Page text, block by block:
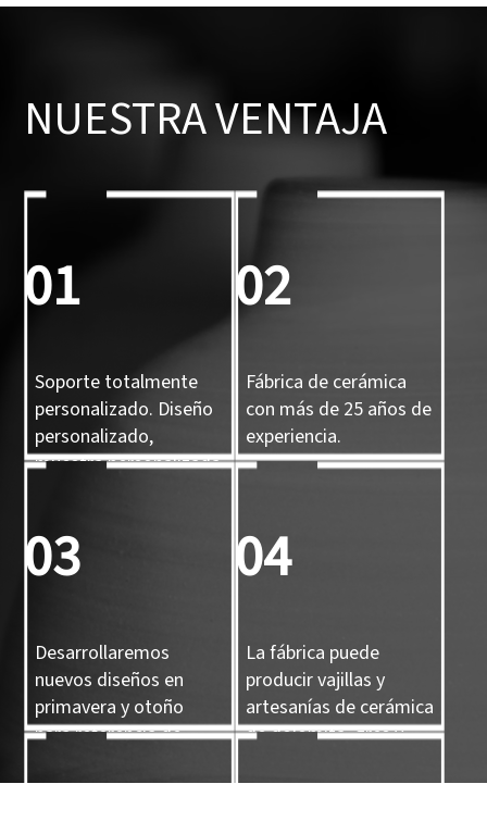
NUESTRA VENTAJA
01
Soporte totalmente
personalizado. Diseño
personalizado,
muestra personalizada
02
Fábrica de cerámica
con más de 25 años de
experiencia.
03
Desarrollaremos
nuevos diseños en
primavera y otoño
para referencia de
04
La fábrica puede
producir vajillas y
artesanías de cerámica
de dolomita, gres y